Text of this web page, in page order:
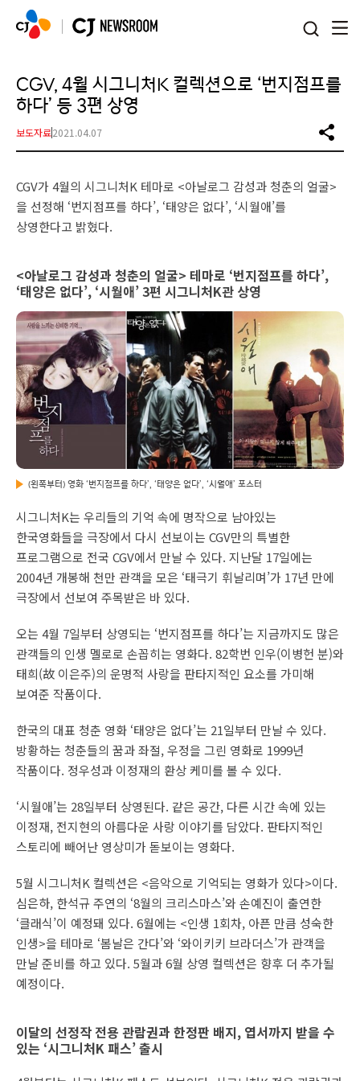
CGV, 4월 시그니처K 컬렉션으로 ‘번지점프를
하다’ 등 3편 상영
보도자료2021.04.07
CGV가 4월의 시그니처K 테마로 <아날로그 감성과 청춘의 얼굴>
을 선정해 ‘번지점프를 하다’, ‘태양은 없다’, ‘시월애’를
상영한다고 밝혔다.
<아날로그 감성과 청춘의 얼굴> 테마로 ‘번지점프를 하다’,
‘태양은 없다’, ‘시월애’ 3편 시그니처K관 상영
(왼쪽부터) 영화 ‘번지점프를 하다’, ‘태양은 없다’, ‘시월애’ 포스터
시그니처K는 우리들의 기억 속에 명작으로 남아있는
한국영화들을 극장에서 다시 선보이는 CGV만의 특별한
프로그램으로 전국 CGV에서 만날 수 있다. 지난달 17일에는
2004년 개봉해 천만 관객을 모은 ‘태극기 휘날리며’가 17년 만에
극장에서 선보여 주목받은 바 있다.
오는 4월 7일부터 상영되는 ‘번지점프를 하다’는 지금까지도 많은
관객들의 인생 멜로로 손꼽히는 영화다. 82학번 인우(이병헌 분)와
태희(故 이은주)의 운명적 사랑을 판타지적인 요소를 가미해
보여준 작품이다.
한국의 대표 청춘 영화 ‘태양은 없다’는 21일부터 만날 수 있다.
방황하는 청춘들의 꿈과 좌절, 우정을 그린 영화로 1999년
작품이다. 정우성과 이정재의 환상 케미를 볼 수 있다.
‘시월애’는 28일부터 상영된다. 같은 공간, 다른 시간 속에 있는
이정재, 전지현의 아름다운 사랑 이야기를 담았다. 판타지적인
스토리에 빼어난 영상미가 돋보이는 영화다.
5월 시그니처K 컬렉션은 <음악으로 기억되는 영화가 있다>이다.
심은하, 한석규 주연의 ‘8월의 크리스마스’와 손예진이 출연한
‘클래식’이 예정돼 있다. 6월에는 <인생 1회차, 아픈 만큼 성숙한
인생>을 테마로 ‘봄날은 간다’와 ‘와이키키 브라더스’가 관객을
만날 준비를 하고 있다. 5월과 6월 상영 컬렉션은 향후 더 추가될
예정이다.
이달의 선정작 전용 관람권과 한정판 배지, 엽서까지 받을 수
있는 ‘시그니처K 패스’ 출시